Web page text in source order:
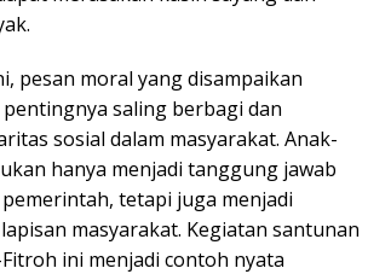
pesan moral yang disampaikan
saling berbagi dan
sosial dalam masyarakat. Anak-
hanya menjadi tanggung jawab
tetapi juga menjadi
masyarakat. Kegiatan santunan
ini menjadi contoh nyata